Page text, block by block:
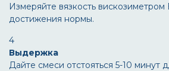
Измеряйте вязкость
достижения нормы.
4
Выдержка
Дайте смеси отстояться 5-10 минут